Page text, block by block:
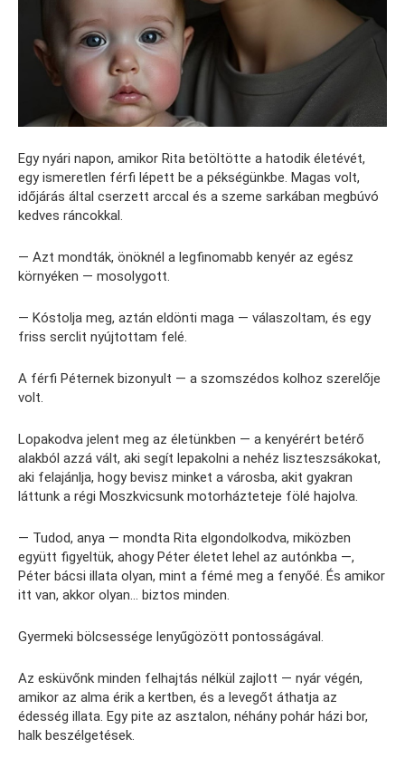
Egy nyári napon, amikor Rita betöltötte a hatodik életévét,
egy ismeretlen férfi lépett be a pékségünkbe. Magas volt,
időjárás által cserzett arccal és a szeme sarkában megbúvó
kedves ráncokkal.
— Azt mondták, önöknél a legfinomabb kenyér az egész
környéken — mosolygott.
— Kóstolja meg, aztán eldönti maga — válaszoltam, és egy
friss serclit nyújtottam felé.
A férfi Péternek bizonyult — a szomszédos kolhoz szerelője
volt.
Lopakodva jelent meg az életünkben — a kenyérért betérő
alakból azzá vált, aki segít lepakolni a nehéz liszteszsákokat,
aki felajánlja, hogy bevisz minket a városba, akit gyakran
láttunk a régi Moszkvicsunk motorházteteje fölé hajolva.
— Tudod, anya — mondta Rita elgondolkodva, miközben
együtt figyeltük, ahogy Péter életet lehel az autónkba —,
Péter bácsi illata olyan, mint a fémé meg a fenyőé. És amikor
itt van, akkor olyan… biztos minden.
Gyermeki bölcsessége lenyűgözött pontosságával.
Az esküvőnk minden felhajtás nélkül zajlott — nyár végén,
amikor az alma érik a kertben, és a levegőt áthatja az
édesség illata. Egy pite az asztalon, néhány pohár házi bor,
halk beszélgetések.